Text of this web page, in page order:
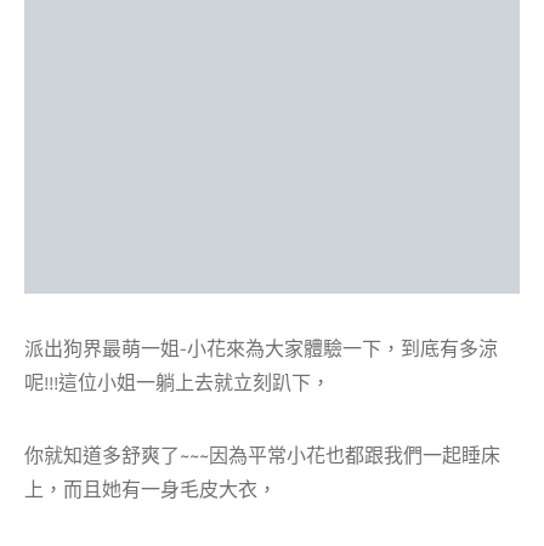
派出狗界最萌一姐-小花來為大家體驗一下，到底有多涼
呢!!!這位小姐一躺上去就立刻趴下，
你就知道多舒爽了~~~因為平常小花也都跟我們一起睡床
上，而且她有一身毛皮大衣，